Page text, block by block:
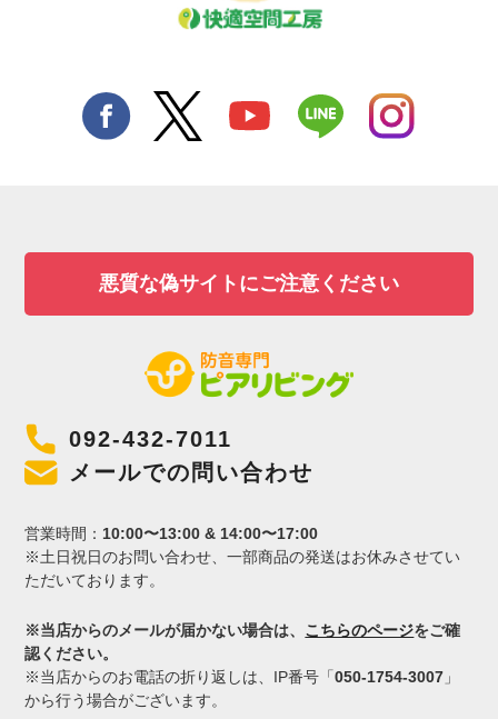
悪質な偽サイトにご注意ください
092-432-7011
メールでの問い合わせ
営業時間： 10:00〜13:00 & 14:00〜17:00
※土日祝日のお問い合わせ、一部商品の発送はお休みさせてい
ただいております。
※当店からのメールが届かない場合は、 こちらのページをご確
認ください。
※当店からのお電話の折り返しは、IP番号「050-1754-3007 」
から行う場合がございます。